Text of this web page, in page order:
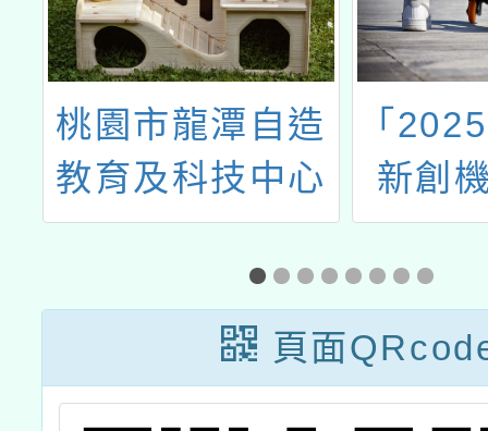
桃園市龍潭自造
教育及科技中心
115年6月份教師
增能研習計畫
「
新創
TIRT
頁面